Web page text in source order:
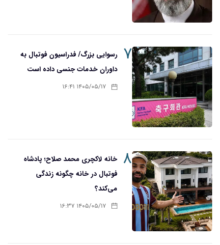
۷ رسوایی بزرگ/ فدراسیون فوتبال به
داوران خدمات جنسی داده است
۱۴۰۵/۰۵/۱۷ ۱۶:۴۱
۸ خانه لاکچری محمد صلاح؛ پادشاه
فوتبال در خانه چگونه زندگی
می‌کند؟
۱۴۰۵/۰۵/۱۷ ۱۶:۳۷